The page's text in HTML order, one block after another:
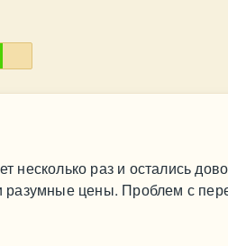
несколько раз и остались
цены. Проблем с